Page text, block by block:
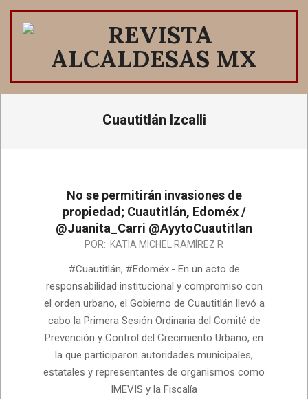
Saltar
REVISTA
ALCALDESAS
Cuautitlán Izcalli
No se permitirán invasiones de
propiedad; Cuautitlán, Edoméx /
@Juanita_Carri @AyytoCuautitlan
POR: KATIA MICHEL RAMÍREZ R
#Cuautitlán, #Edoméx.- En un acto de
responsabilidad institucional y compromiso con
el orden urbano, el Gobierno de Cuautitlán llevó a
cabo la Primera Sesión Ordinaria del Comité de
Prevención y Control del Crecimiento Urbano, en
la que participaron autoridades municipales,
estatales y representantes de organismos como
IMEVIS y la Fiscalía